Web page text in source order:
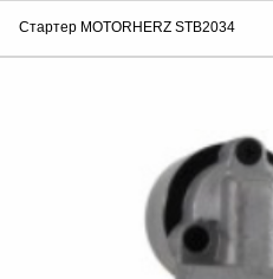
Стартер MOTORHERZ STB2034